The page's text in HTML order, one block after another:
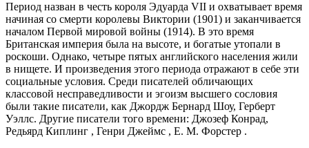
Период назван в честь короля Эдуарда VII и охватывает время
начиная со смерти королевы Виктории (1901) и заканчивается
началом Первой мировой войны (1914). В это время
Британская империя была на высоте, и богатые утопали в
роскоши. Однако, четыре пятых английского населения жили
в нищете. И произведения этого периода отражают в себе эти
социальные условия. Среди писателей обличающих
классовой несправедливости и эгоизм высшего сословия
были такие писатели, как Джордж Бернард Шоу, Герберт
Уэллс. Другие писатели того времени: Джозеф Конрад,
Редьярд Киплинг , Генри Джеймс , Е. М. Форстер .